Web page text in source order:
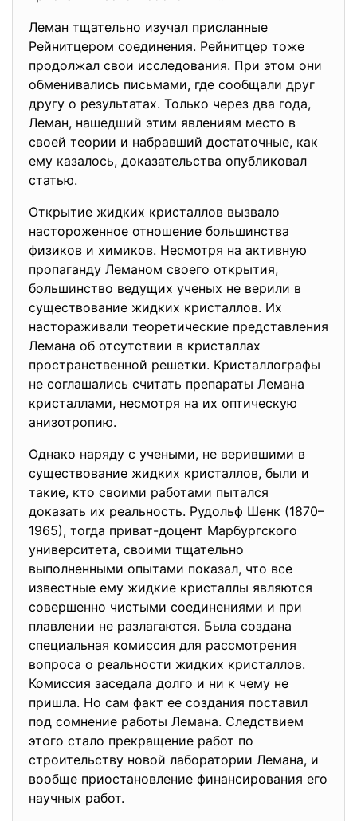
Леман тщательно изучал присланные
Рейнитцером соединения. Рейнитцер тоже
продолжал свои исследования. При этом они
обменивались письмами, где сообщали друг
другу о результатах. Только через два года,
Леман, нашедший этим явлениям место в
своей теории и набравший достаточные, как
ему казалось, доказательства опубликовал
статью.
Открытие жидких кристаллов вызвало
настороженное отношение большинства
физиков и химиков. Несмотря на активную
пропаганду Леманом своего открытия,
большинство ведущих ученых не верили в
существование жидких кристаллов. Их
настораживали теоретические представления
Лемана об отсутствии в кристаллах
пространственной решетки. Кристаллографы
не соглашались считать препараты Лемана
кристаллами, несмотря на их оптическую
анизотропию.
Однако наряду с учеными, не верившими в
существование жидких кристаллов, были и
такие, кто своими работами пытался
доказать их реальность. Рудольф Шенк (1870–
1965), тогда приват-доцент Марбургского
университета, своими тщательно
выполненными опытами показал, что все
известные ему жидкие кристаллы являются
совершенно чистыми соединениями и при
плавлении не разлагаются. Была создана
специальная комиссия для рассмотрения
вопроса о реальности жидких кристаллов.
Комиссия заседала долго и ни к чему не
пришла. Но сам факт ее создания поставил
под сомнение работы Лемана. Следствием
этого стало прекращение работ по
строительству новой лаборатории Лемана, и
вообще приостановление финансирования его
научных работ.